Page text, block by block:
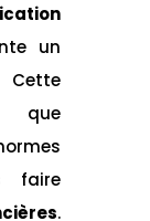
un
que
faire
.